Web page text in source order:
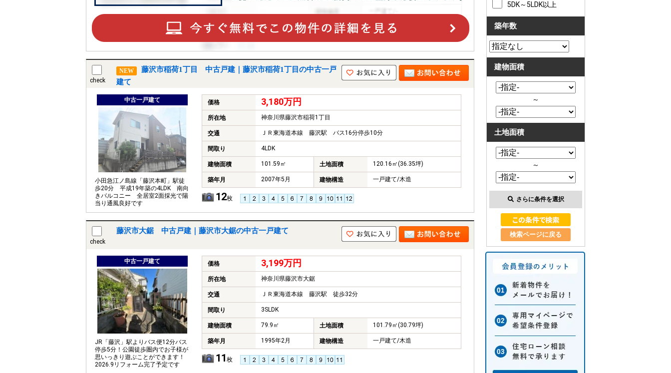
check
NEW
藤沢市稲荷1丁目 中古戸建｜藤沢市稲荷1丁目の中古一戸
建て
中古一戸建て
小田急江ノ島線「藤沢本町」駅徒
歩20分 平成19年築の4LDK 南向
きバルコニー 全居室2面採光で陽
当り通風良好です
価格 3,180万円
所在地 神奈川県藤沢市稲荷1丁目
交通 ＪＲ東海道本線 藤沢駅 バス16分停歩10分
間取り 4LDK
建物面積 101.59㎡ 土地面積 120.16㎡(36.35坪)
築年月 2007年5月 建物構造 一戸建て/木造
12枚
check
藤沢市大鋸 中古戸建｜藤沢市大鋸の中古一戸建て
中古一戸建て
JR「藤沢」駅よりバス便12分バス
停歩5分！公園徒歩圏内でお子様が
思いっきり遊ぶことができます！
2026.9リフォーム完了予定です
価格 3,199万円
所在地 神奈川県藤沢市大鋸
交通 ＪＲ東海道本線 藤沢駅 徒歩32分
間取り 3SLDK
建物面積 79.9㎡ 土地面積 101.79㎡(30.79坪)
築年月 1995年2月 建物構造 一戸建て/木造
11 枚
5DK～5LDK以上
築年数
建物面積
～
土地面積
～
さらに条件を選択
検索ページに戻る